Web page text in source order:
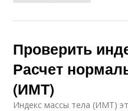
Веса по возрасту
Идеальные
Проверить
Расчет
(ИМТ)
Индекс массы тела (ИМТ)